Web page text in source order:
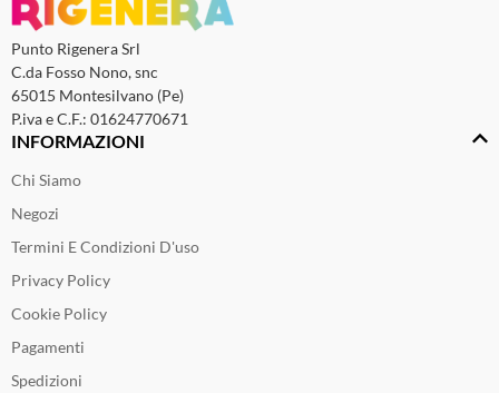
Punto Rigenera Srl
C.da Fosso Nono, snc
65015 Montesilvano (Pe)
P.iva e C.F.: 01624770671
INFORMAZIONI
Chi Siamo
Negozi
Termini E Condizioni D'uso
Privacy Policy
Cookie Policy
Pagamenti
Spedizioni